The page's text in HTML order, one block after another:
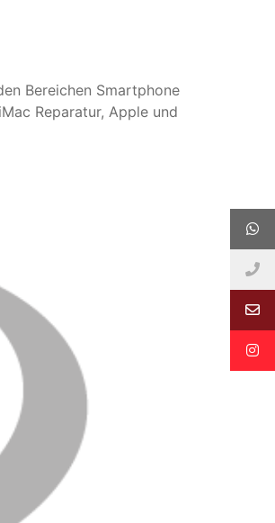
Bereichen Smartphone
Reparatur, Apple und